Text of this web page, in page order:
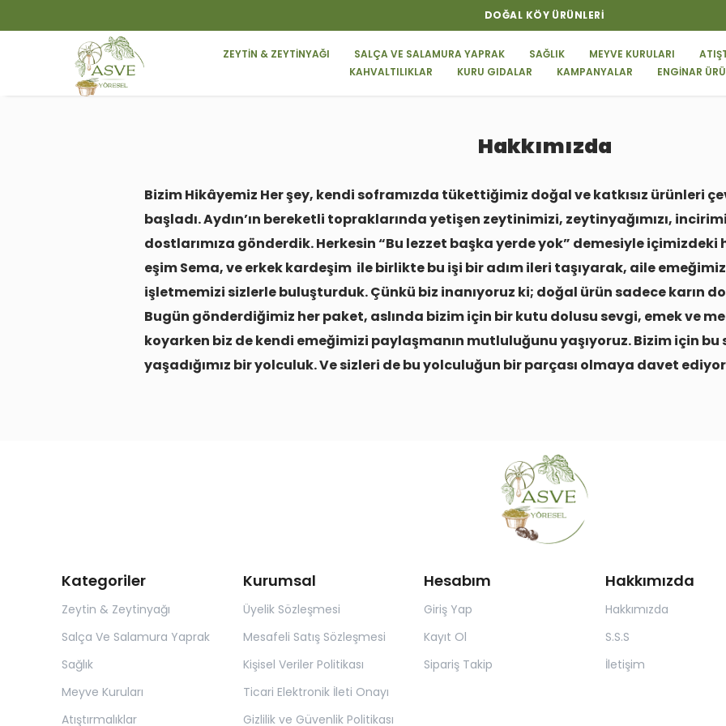
DOĞAL KÖY ÜRÜNLERI
ZEYTİN & ZEYTİNYAĞI SALÇA VE SALAMURA YAPRAK SAĞLIK MEYVE KURULARI
KAHVALTILIKLAR
KURU GIDALAR KAMPANYALAR ENGİNAR
Hakkımızda
Bizim Hikâyemiz Her şey, kendi soframızda tükettiğimiz doğal ve katkısız ürünleri
başladı. Aydın’ın bereketli topraklarında yetişen zeytinimizi, zeytinyağımızı,
dostlarımıza gönderdik. Herkesin “Bu lezzet başka yerde yok” demesiyle
eşim Sema, ve erkek kardeşim ile birlikte bu işi bir adım ileri taşıyarak, aile
işletmemizi sizlerle buluşturduk. Çünkü biz inanıyoruz ki; doğal ürün sadece karın
Bugün gönderdiğimiz her paket, aslında bizim için bir kutu dolusu sevgi, emek ve
koyarken biz de kendi emeğimizi paylaşmanın mutluluğunu yaşıyoruz. Bizim için bu
yaşadığımız bir yolculuk. Ve sizleri de bu yolculuğun bir parçası olmaya davet
Kategoriler
Zeytin & Zeytinyağı
Salça Ve Salamura Yaprak
Sağlık
Meyve Kuruları
Atıştırmalıklar
Kurumsal
Üyelik Sözleşmesi
Mesafeli Satış Sözleşmesi
Kişisel Veriler Politikası
Ticari Elektronik İleti Onayı
Gizlilik ve Güvenlik Politikası
Hesabım
Giriş Yap
Kayıt Ol
Sipariş Takip
Hakkımızda
Hakkımızda
S.S.S
İletişim